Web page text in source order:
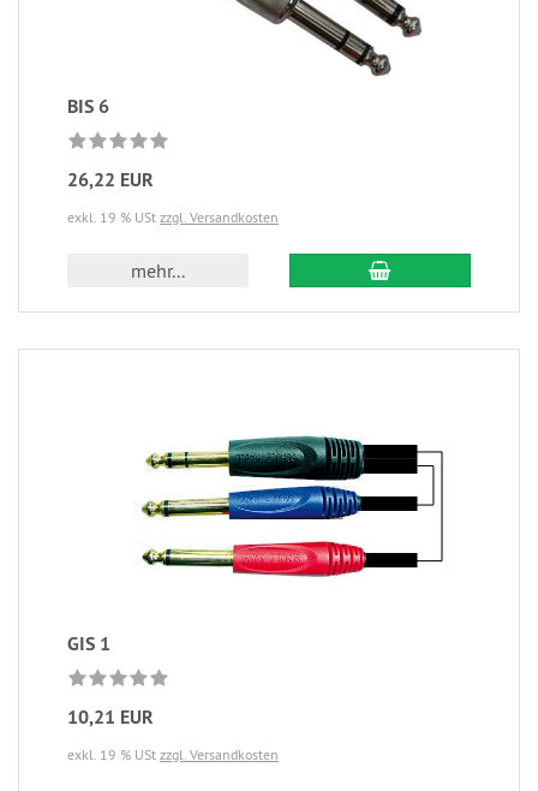
BIS 6
26,22 EUR
exkl. 19 % USt zzgl. Versandkosten
mehr...
GIS 1
10,21 EUR
exkl. 19 % USt zzgl. Versandkosten